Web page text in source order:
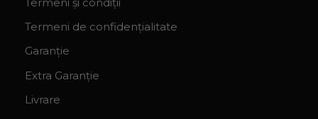
Termeni de confidențialitate
Garanție
Extra Garanție
Livrare